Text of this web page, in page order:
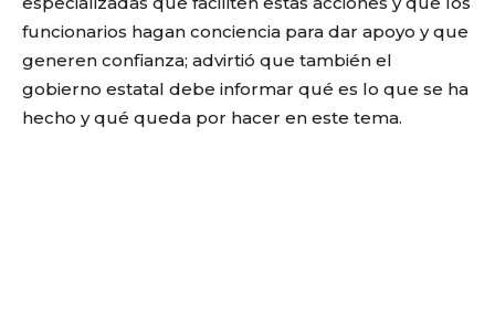
funcionarios hagan conciencia para dar apoyo y que
generen confianza; advirtió que también el
gobierno estatal debe informar qué es lo que se ha
hecho y qué queda por hacer en este tema.